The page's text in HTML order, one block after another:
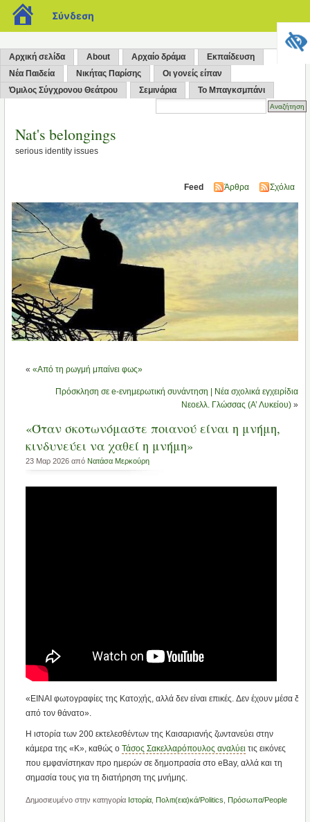
Αρχική σελίδα About Αρχαίο δράμα
Εκπαίδευση
Νέα Παιδεία
Νικήτας Παρίσης
Οι γονείς είπαν
Όμιλος Σύγχρονου Θεάτρου
Σεμινάρια Το Μπαγκσμπάνι
Nat's belongings
serious identity issues
Feed Άρθρα Σχόλια
« «Από τη ρωγμή μπαίνει φως»
Πρόσκληση σε e-ενημερωτική συνάντηση | Νέα σχολικά εγχειρίδια
Νεοελλ. Γλώσσας (Α’ Λυκείου) »
«Όταν σκοτωνόμαστε ποιανού είναι η μνήμη,
κινδυνεύει να χαθεί η μνήμη»
23 Μαρ 2026 από Νατάσα Μερκούρη
«ΕΙΝΑΙ φωτογραφίες της Κατοχής,αλλάδενείναι επικές.Δενέχουνμέσα
απότονθάνατο».
Η ιστορία των 200 εκτελεσθέντων της Καισαριανής ζωντανεύει στην
κάμερα της «Κ», καθώς ο Τάσος Σακελλαρόπουλος αναλύειτις εικόνες
που εμφανίστηκαν προ ημερών σε δημοπρασία στο eBay, αλλά και τη
σημασία τους για τη διατήρηση της μνήμης.
Δημοσιευμένο στην κατηγορία Ιστορία, Πολιτι(εια)κά/Politics Πρόσωπα/People
blogs.sch.gr
Σύνδεση